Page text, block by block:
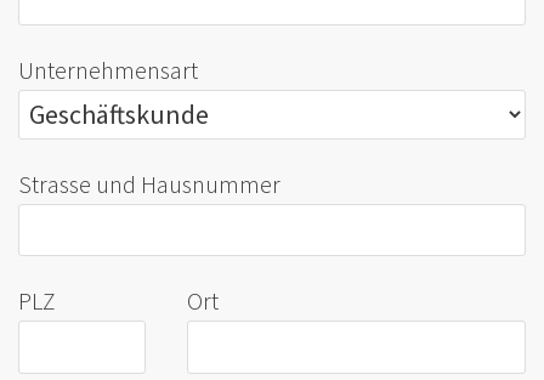
Unternehmensart
Strasse und Hausnummer
PLZ Ort